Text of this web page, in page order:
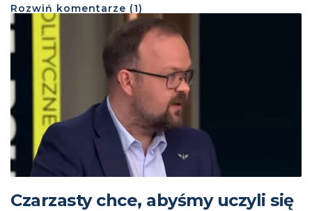
Rozwiń komentarze (1)
Czarzasty chce, abyśmy uczyli się